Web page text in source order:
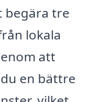
begära tre
lokala
att
en bättre